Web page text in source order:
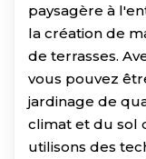
paysagère à
la création de
de terrasses.
vous pouvez
jardinage de
climat et du sol
utilisons des